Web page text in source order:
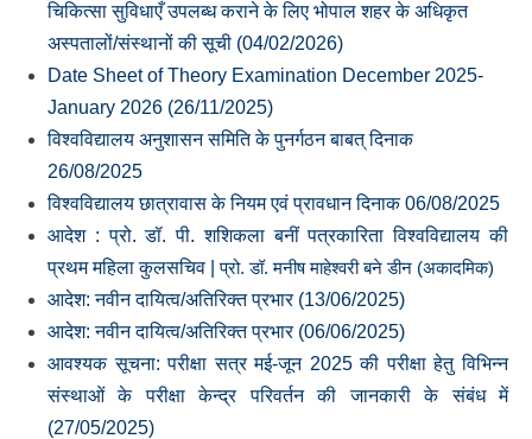
चिकित्सा सुविधाएँ उपलब्ध कराने के लिए भोपाल शहर केअधिकृत
अस्पतालों/संस्थानों की सूची (04/02/2026)
Date Sheet of Theory Examination December 2025-
January 2026 (26/11/2025)
विश्वविद्यालय अनुशासन समिति के पुनर्गठन बाबत् दिनाक
26/08/2025
विश्वविद्यालय छात्रावास के नियम एवं प्रावधान दिनाक 06/08/2025
आदेश : प्रो. डॉ. पी. शशिकला बनीं पत्रकारिता विश्वविद्यालय की
प्रथम महिला कुलसचिव |
प्रो. डॉ. मनीष माहेश्वरी बने डीन (अकादमिक)
आदेश: नवीन दायित्‍व/अतिरिक्‍त प्रभार (13/06/2025)
आदेश: नवीन दायित्‍व/अतिरिक्‍त प्रभार (06/06/2025)
आवश्‍यक सूचना: परीक्षा सत्र मई-जून 2025 की परीक्षा हेतु विभिन्‍न
संस्‍थाओं के परीक्षा केन्‍द्र परिवर्तन की जानकारी के संबंध में
(27/05/2025)